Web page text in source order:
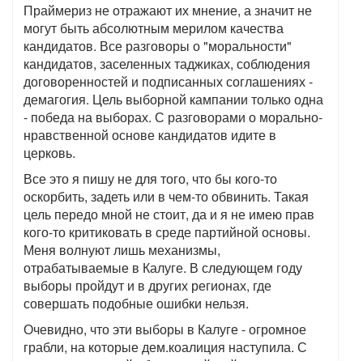
Праймериз не отражают их мнение, а значит не
могут быть абсолютным мерилом качества
кандидатов. Все разговоры о "моральности"
кандидатов, заселенных таджиках, соблюдения
договоренностей и подписанных соглашениях -
демагогия. Цель выборной кампании только одна
- победа на выборах. С разговорами о морально-
нравственной основе кандидатов идите в
церковь.
Все это я пишу не для того, что бы кого-то
оскорбить, задеть или в чем-то обвинить. Такая
цель передо мной не стоит, да и я не имею прав
кого-то критиковать в среде партийной основы.
Меня волнуют лишь механизмы,
отрабатываемые в Калуге. В следующем году
выборы пройдут и в других регионах, где
совершать подобные ошибки нельзя.
Очевидно, что эти выборы в Калуге - огромное
грабли, на которые дем.коалиция наступила. С